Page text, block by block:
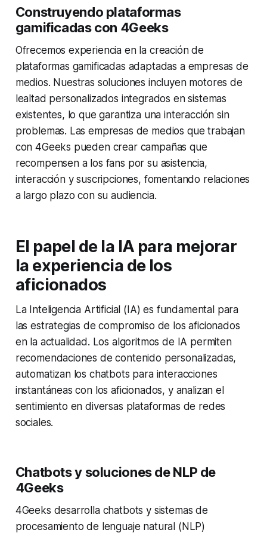
Construyendo plataformas
gamificadas con 4Geeks
Ofrecemos experiencia en la creación de
plataformas gamificadas adaptadas a empresas de
medios. Nuestras soluciones incluyen motores de
lealtad personalizados integrados en sistemas
existentes, lo que garantiza una interacción sin
problemas. Las empresas de medios que trabajan
con 4Geeks pueden crear campañas que
recompensen a los fans por su asistencia,
interacción y suscripciones, fomentando relaciones
a largo plazo con su audiencia.
El papel de la IA para mejorar
la experiencia de los
aficionados
La Inteligencia Artificial (IA) es fundamental para
las estrategias de compromiso de los aficionados
en la actualidad. Los algoritmos de IA permiten
recomendaciones de contenido personalizadas,
automatizan los chatbots para interacciones
instantáneas con los aficionados, y analizan el
sentimiento en diversas plataformas de redes
sociales.
Chatbots y soluciones de NLP de
4Geeks
4Geeks desarrolla chatbots y sistemas de
procesamiento de lenguaje natural (NLP)